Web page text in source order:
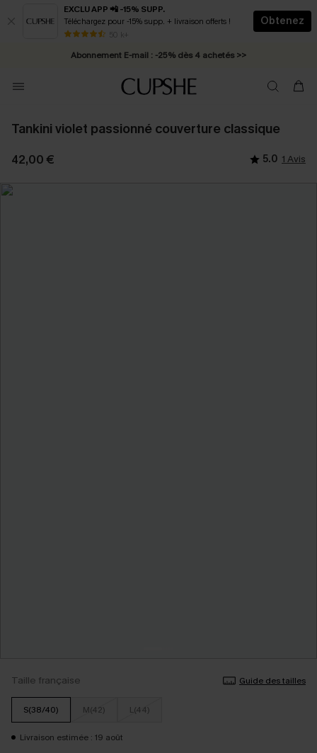
EXCLU APP 📲 -15% SUPP.
Téléchargez pour -15% supp. + livraison offerts !
50 k+
Obtenez
* Livraison éclair 2-3 jours ouvrés >>
Abonnement E-mail : -25% dès 4 achetés >>
Tankini violet passionné couverture classique
42,00 € 5.0 1 Avis
Taille française Guide des tailles
S(38/40) M(42) L(44)
Livraison estimée : 19 août